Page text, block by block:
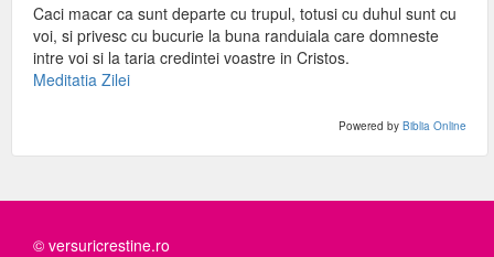
Caci macar ca sunt departe cu trupul, totusi cu duhul sunt cu
voi, si privesc cu bucurie la buna randuiala care domneste
intre voi si la taria credintei voastre in Cristos.
Meditatia Zilei
Powered by Biblia Online
© versuricrestine.ro